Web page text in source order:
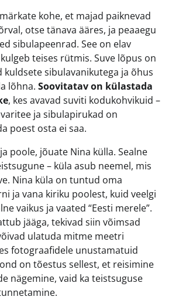
kohe, et majad paiknevad
otse tänava ääres, ja peaaegu
sibulapeenrad. See on elav
teises rütmis. Suve lõpus on
sibulavanikutega ja õhus
lõhna. Soovitatav on külastada
, kes avavad suviti kodukohvikuid –
ja sibulapirukad on
poest osta ei saa.
poole, jõuate Nina külla. Sealne
– küla asub neemel, mis
Nina küla on tuntud oma
ja vana kiriku poolest, kuid veelgi
vaikus ja vaated “Eesti merele”.
jääga, tekivad siin võimsad
ulatuda mitme meetri
fotograafidele unustamatuid
on tõestus sellest, et reisimine
nägemine, vaid ka teistsuguse